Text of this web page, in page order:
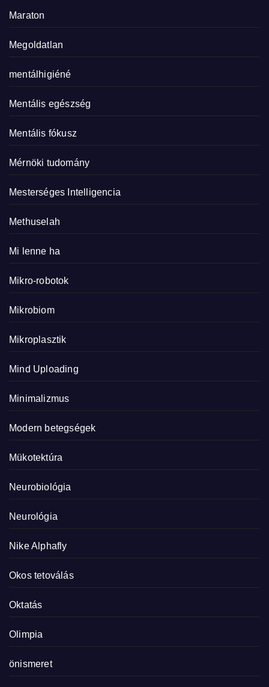
Maraton
Megoldatlan
mentálhigiéné
Mentális egészség
Mentális fókusz
Mérnöki tudomány
Mesterséges Intelligencia
Methuselah
Mi lenne ha
Mikro-robotok
Mikrobiom
Mikroplasztik
Mind Uploading
Minimalizmus
Modern betegségek
Mükotektúra
Neurobiológia
Neurológia
Nike Alphafly
Okos tetoválás
Oktatás
Olimpia
önismeret